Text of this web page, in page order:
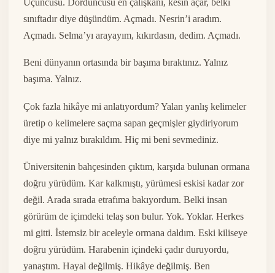
sınıftadır diye düşündüm. Açmadı. Nesrin’i aradım.
Açmadı. Selma’yı arayayım, kıkırdasın, dedim. Açmadı.
Beni dünyanın ortasında bir başıma bıraktınız. Yalnız
başıma. Yalnız.
Çok fazla hikâye mi anlatıyordum? Yalan yanlış kelimeler
üretip o kelimelere saçma sapan geçmişler giydiriyorum
diye mi yalnız bırakıldım. Hiç mi beni sevmediniz.
Üniversitenin bahçesinden çıktım, karşıda bulunan ormana
doğru yürüdüm. Kar kalkmıştı, yürümesi eskisi kadar zor
değil. Arada sırada etrafıma bakıyordum. Belki insan
görürüm de içimdeki telaş son bulur. Yok. Yoklar. Herkes
mi gitti. İstemsiz bir aceleyle ormana daldım. Eski kiliseye
doğru yürüdüm. Harabenin içindeki çadır duruyordu,
yanaştım. Hayal değilmiş. Hikâye değilmiş. Ben